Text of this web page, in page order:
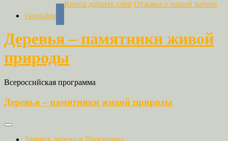
vkontakte
Книга добрых слов Отзывы о нашей работе
Деревья – памятники живой
природы
Всероссийская программа
Деревья – памятники живой природы
Заявить дерево в Программу